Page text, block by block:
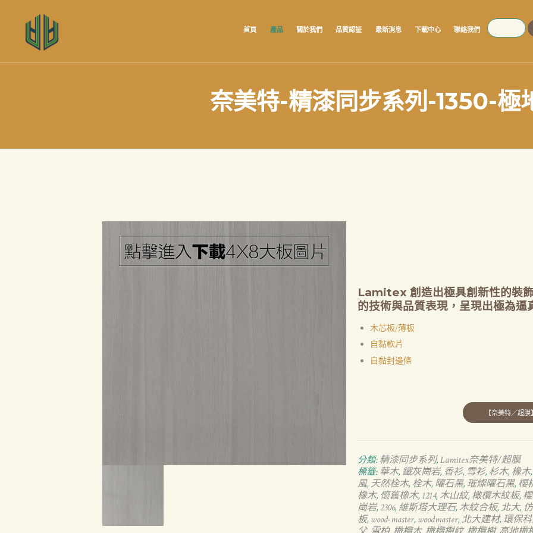
首頁 產品 關於我們 品質認証 最新消息 下載中心 聯絡我們
SEARCH
奈美特-精漆同步系列-1350-極
Lamitex 創造出極具創新性的裝
的技術與品質表現，呈現出極為逼
木芯板/薄板
自黏軟片
自黏封邊條
分類: 精漆同步系列,Lamitex奈美特/超膜
標籤: 華木, 鐵灰崗岩, 香衫, 雪衫, 杉木, 橡木
風, 天然栓木, 栓木, 曜石黑, 璀燦曜石黑, 櫻
橡木, 懷舊橡木, 1214, 木山紋, 橄欖木紋板,
崗岩,2306,維斯塔大理石, 木紋合板,北大,
板, wood-master, woodmaster,北大建材, 環保